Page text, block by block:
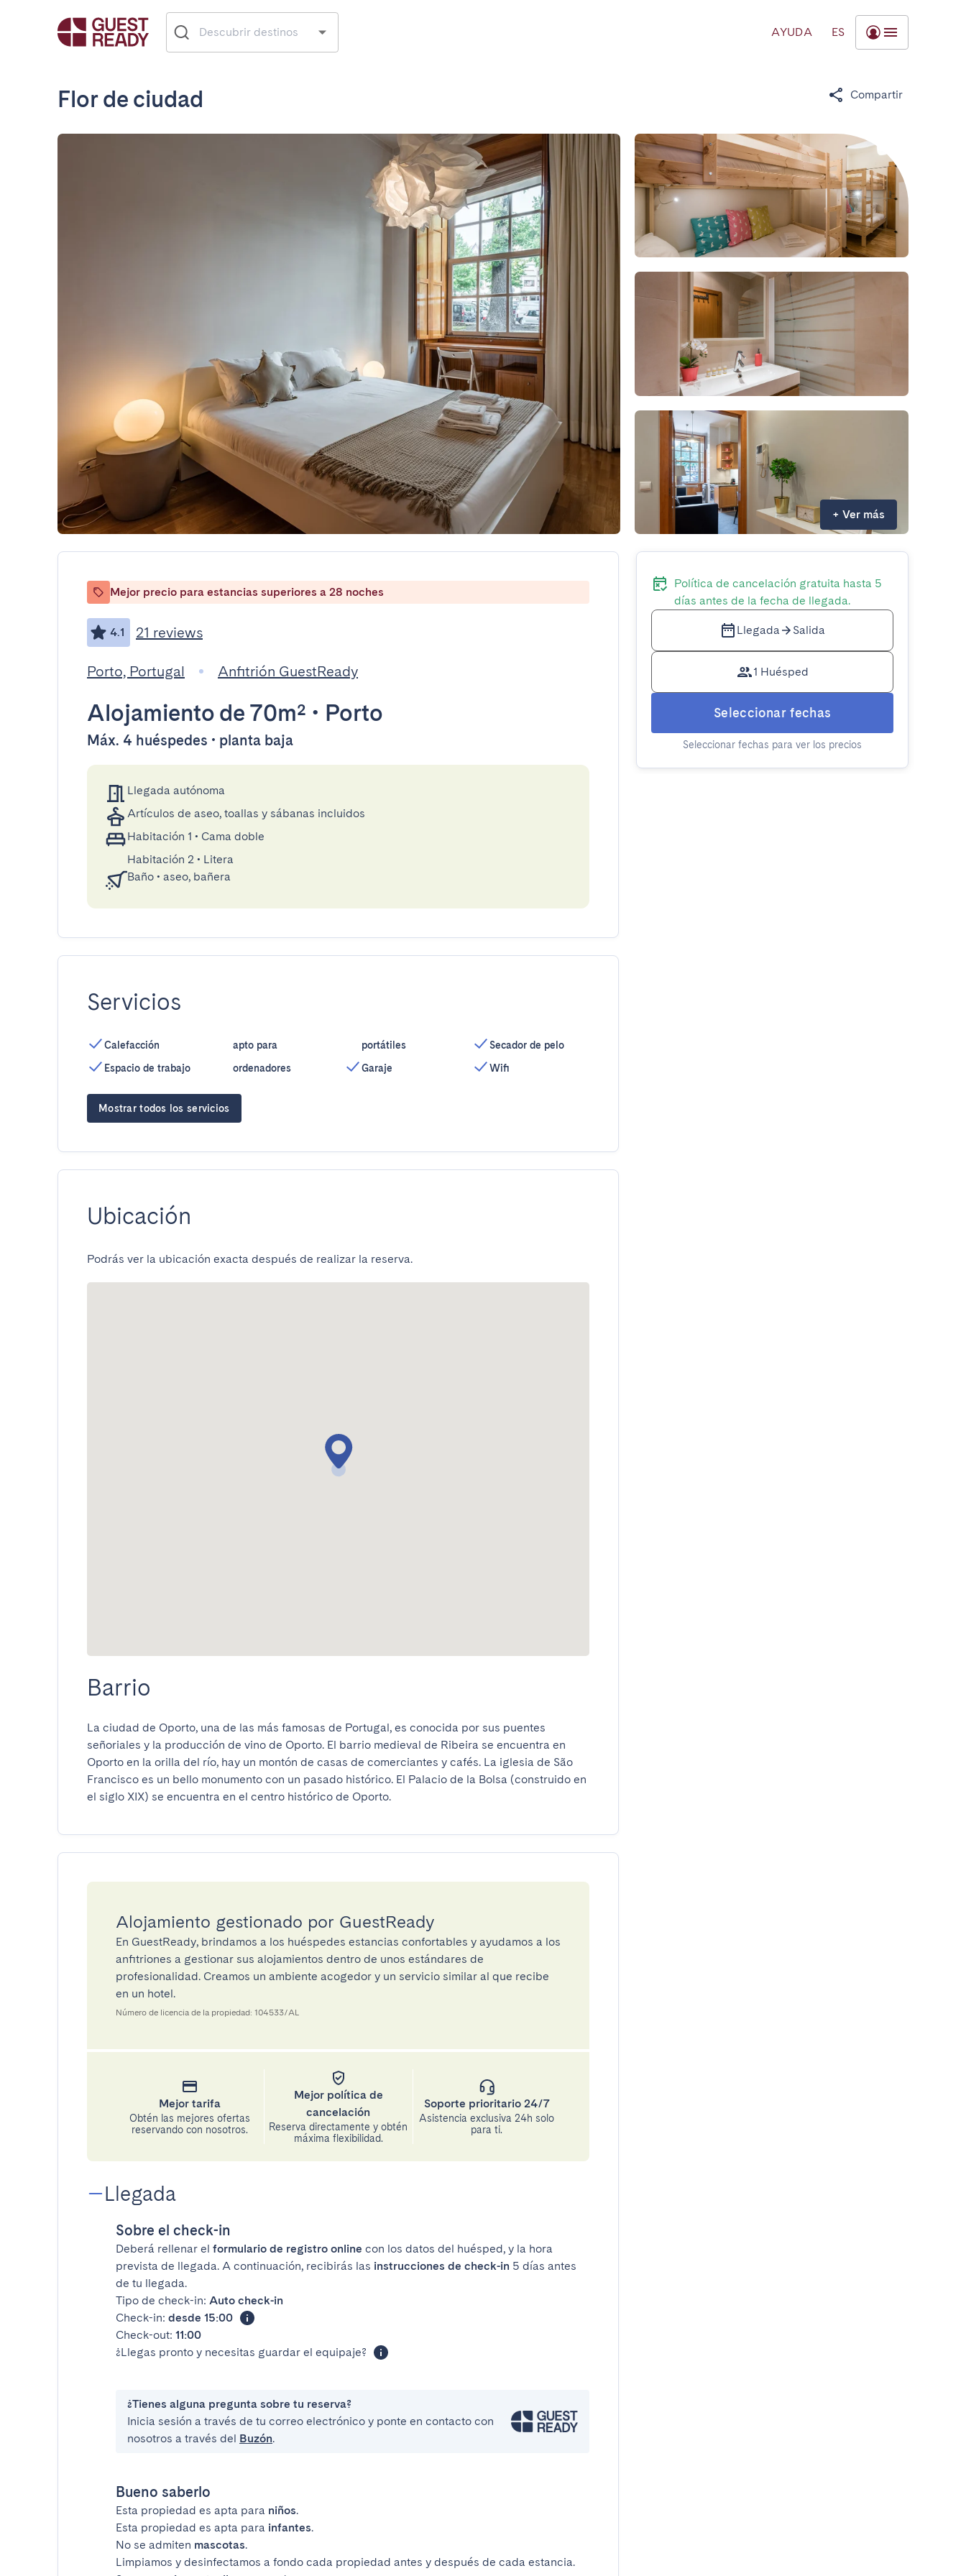
AYUDA ES
Flor de ciudad Compartir
+ Ver más
Mejor precio para estancias superiores a 28 noches
4.1 21 reviews
Porto, Portugal Anfitrión GuestReady
Alojamiento de 70m² • Porto
Máx. 4 huéspedes • planta baja
Llegada autónoma
Artículos de aseo, toallas y sábanas incluidos
Habitación 1 • Cama doble
Habitación 2 • Litera
Baño • aseo, bañera
Servicios
Calefacción
Espacio de trabajo
apto para
ordenadores
portátiles
Garaje
Secador de pelo
Wifi
Mostrar todos los servicios
Ubicación
Podrás ver la ubicación exacta después de realizar la reserva.
Barrio
La ciudad de Oporto, una de las más famosas de Portugal, es conocida por sus puentes
señoriales y la producción de vino de Oporto. El barrio medieval de Ribeira se encuentra en
Oporto en la orilla del río, hay un montón de casas de comerciantes y cafés. La iglesia de São
Francisco es un bello monumento con un pasado histórico. El Palacio de la Bolsa (construido en
el siglo XIX) se encuentra en el centro histórico de Oporto.
Alojamiento gestionado por GuestReady
En GuestReady, brindamos a los huéspedes estancias confortables y ayudamos a los
anfitriones a gestionar sus alojamientos dentro de unos estándares de
profesionalidad. Creamos un ambiente acogedor y un servicio similar al que recibe
en un hotel.
Número de licencia de la propiedad: 104533/AL
Mejor tarifa
Obtén las mejores ofertas
reservando con nosotros.
Mejor política de
cancelación
Reserva directamente y obtén
máxima flexibilidad.
Soporte prioritario 24/7
Asistencia exclusiva 24h solo
para ti.
Llegada
Sobre el check-in
Deberá rellenar el formulario de registro online con los datos del huésped, y la hora
prevista de llegada. A continuación, recibirás las instrucciones de check-in 5 días antes
de tu llegada.
Tipo de check-in: Auto check-in
Check-in: desde 15:00
Check-out: 11:00
¿Llegas pronto y necesitas guardar el equipaje?
¿Tienes alguna pregunta sobre tu reserva?
Inicia sesión a través de tu correo electrónico y ponte en contacto con
nosotros a través del Buzón.
Bueno saberlo
Esta propiedad es apta para niños.
Esta propiedad es apta para infantes.
No se admiten mascotas.
Limpiamos y desinfectamos a fondo cada propiedad antes y después de cada estancia.
Política de cancelación gratuita hasta 5
días antes de la fecha de llegada.
Llegada Salida
1 Huésped
Seleccionar fechas
Seleccionar fechas para ver los precios